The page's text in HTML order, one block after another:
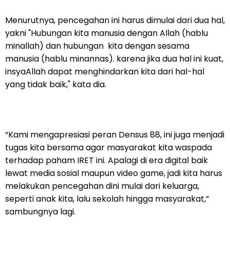
Menurutnya, pencegahan ini harus dimulai dari dua hal,
yakni "Hubungan kita manusia dengan Allah (hablu
minallah) dan hubungan kita dengan sesama
manusia (hablu minannas). karena jika dua hal ini kuat,
insyaAllah dapat menghindarkan kita dari hal-hal
yang tidak baik," kata dia.
“Kami mengapresiasi peran Densus 88, ini juga menjadi
tugas kita bersama agar masyarakat kita waspada
terhadap paham IRET ini. Apalagi di era digital baik
lewat media sosial maupun video game, jadi kita harus
melakukan pencegahan dini mulai dari keluarga,
seperti anak kita, lalu sekolah hingga masyarakat,”
sambungnya lagi.